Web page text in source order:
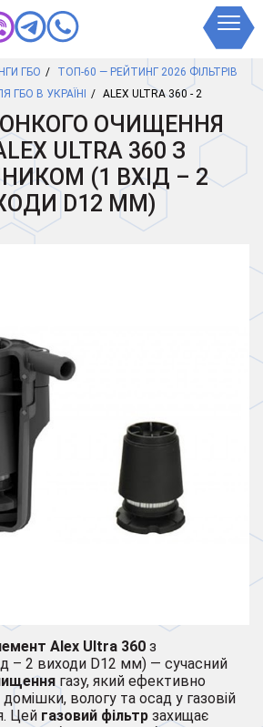
ГБО
ТОП-60 — РЕЙТИНГ 2026 ФІЛЬТРІВ
В УКРАЇНІ
ALEX ULTRA 360 - 2
ОЧИЩЕННЯ
ULTRA 360 З
(1 ВХІД – 2
D12 ММ)
Alex Ultra 360 з
– 2 виходи D12 мм) — сучасний
газу, який ефективно
домішки, вологу та осад у газовій
Цей газовий фільтр захищає